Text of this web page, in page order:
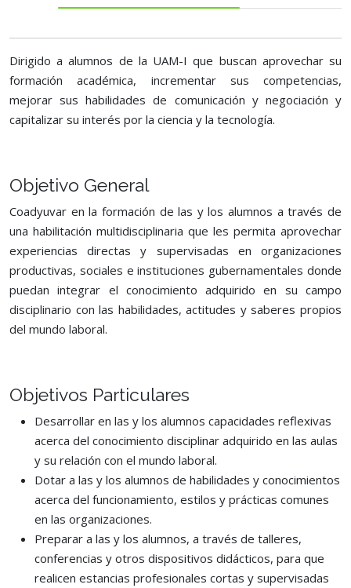
Dirigido a alumnos de la UAM-I que buscan aprovechar su
formación académica, incrementar sus competencias,
mejorar sus habilidades de comunicación y negociación y
capitalizar su interés por la ciencia y la tecnología.
Objetivo General
Coadyuvar en la formación de las y los alumnos a través de
una habilitación multidisciplinaria que les permita aprovechar
experiencias directas y supervisadas en organizaciones
productivas, sociales e instituciones gubernamentales donde
puedan integrar el conocimiento adquirido en su campo
disciplinario con las habilidades, actitudes y saberes propios
del mundo laboral.
Objetivos Particulares
Desarrollar en las y los alumnos capacidades reflexivas
acerca del conocimiento disciplinar adquirido en las aulas
y su relación con el mundo laboral.
Dotar a las y los alumnos de habilidades y conocimientos
acerca del funcionamiento, estilos y prácticas comunes
en las organizaciones.
Preparar a las y los alumnos, a través de talleres,
conferencias y otros dispositivos didácticos, para que
realicen estancias profesionales cortas y supervisadas